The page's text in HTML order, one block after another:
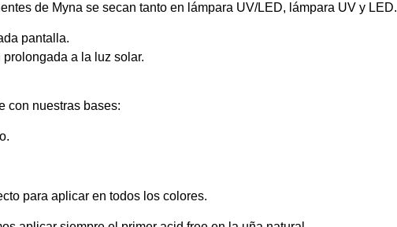
de Myna se secan tanto en lámpara UV/LED, lámpara UV y LED.
pantalla.
a la luz solar.
con nuestras bases:
para aplicar en todos los colores.